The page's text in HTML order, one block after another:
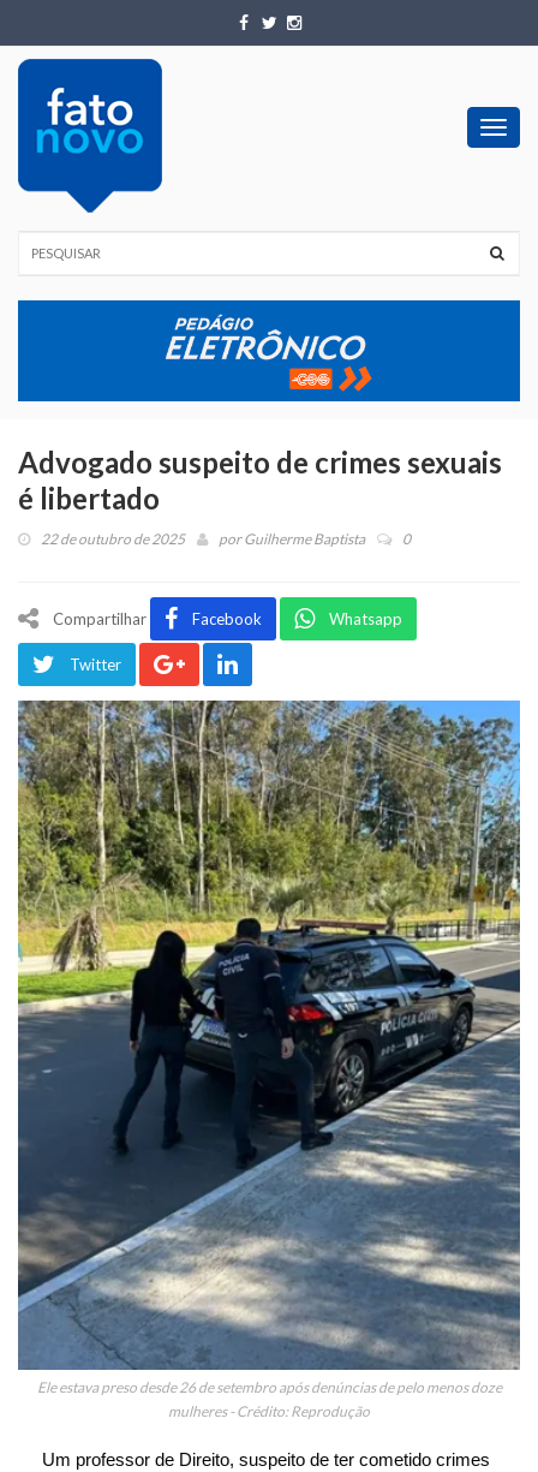
Advogado suspeito de crimes sexuais
é libertado
22 de outubro de 2025 porGuilherme Baptista 0
Compartilhar Facebook Whatsapp
Twitter
Ele estava preso desde 26 de setembro após denúncias de pelo menos doze
mulheres - Crédito: Reprodução
Um professor de Direito, suspeito de ter cometido crimes